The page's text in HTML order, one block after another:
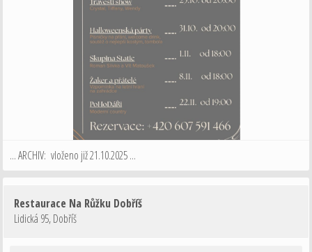
... ARCHIV: vloženo již 21.10.2025 ...
Restaurace Na Růžku Dobříš
Lidická 95,Dobříš